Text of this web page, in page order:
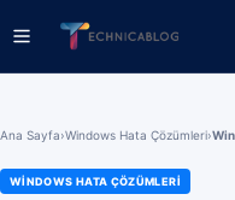
Ana Sayfa›Windows Hata Çözümleri›
WINDOWS HATA ÇÖZÜMLERI